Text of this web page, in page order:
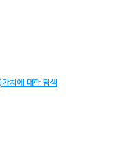
치에 대한 탐색